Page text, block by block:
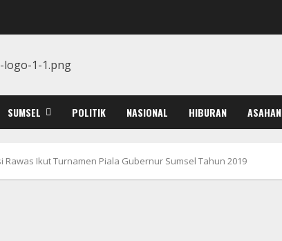
SUMSEL POLITIK NASIONAL HIBURAN ASAHAN
Rawas Ikut Turnamen Piala Gubernur Sumsel Tahun 2019